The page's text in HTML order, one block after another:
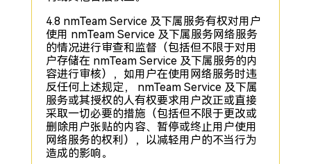
4.8 nmTeam Service 及下属服务有权对用户
使用 nmTeam Service 及下属服务网络服务
的情况进行审查和监督（包括但不限于对用
户存储在 nmTeam Service 及下属服务的内
容进行审核），如用户在使用网络服务时违
反任何上述规定， nmTeam Service 及下属
服务或其授权的人有权要求用户改正或直接
采取一切必要的措施（包括但不限于更改或
删除用户张贴的内容、暂停或终止用户使用
网络服务的权利），以减轻用户的不当行为
造成的影响。